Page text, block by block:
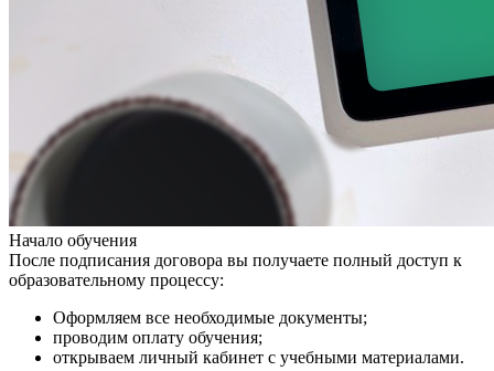
Начало обучения
После подписания договора вы получаете полный доступ к
образовательному процессу:
Оформляем все необходимые документы;
проводим оплату обучения;
открываем личный кабинет с учебными материалами.